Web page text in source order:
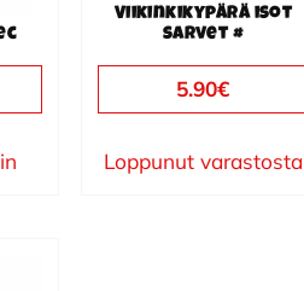
Viikinkikypärä isot
sarvet #
5.90€
Loppunut varastosta